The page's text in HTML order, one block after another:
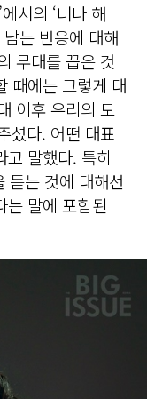
서의 ‘너나 해
는 반응에 대해
무대를 꼽은 것
때에는 그렇게 대
이후 우리의 모
셨다. 어떤 대표
고 말했다. 특히
듣는 것에 대해선
는 말에 포함된